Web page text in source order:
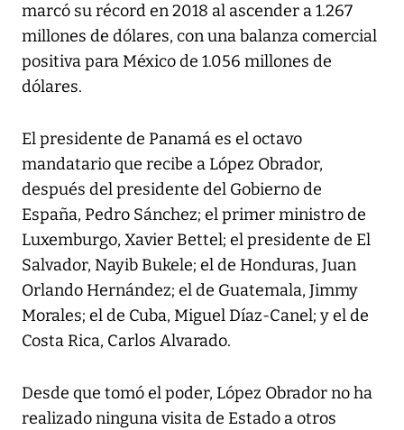
marcó su récord en 2018 al ascender a 1.267
millones de dólares, con una balanza comercial
positiva para México de 1.056 millones de
dólares.
El presidente de Panamá es el octavo
mandatario que recibe a López Obrador,
después del presidente del Gobierno de
España, Pedro Sánchez; el primer ministro de
Luxemburgo, Xavier Bettel; el presidente de El
Salvador, Nayib Bukele; el de Honduras, Juan
Orlando Hernández; el de Guatemala, Jimmy
Morales; el de Cuba, Miguel Díaz-Canel; y el de
Costa Rica, Carlos Alvarado.
Desde que tomó el poder, López Obrador no ha
realizado ninguna visita de Estado a otros